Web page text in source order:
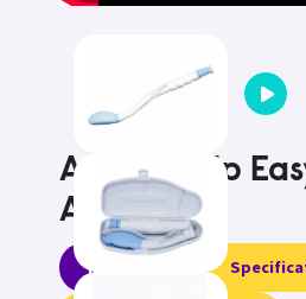
Afveeghulp
Able2
Informatie